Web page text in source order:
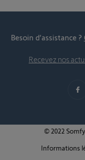
Besoin d’assistance ?
Recevez nos
© 2022
Informations